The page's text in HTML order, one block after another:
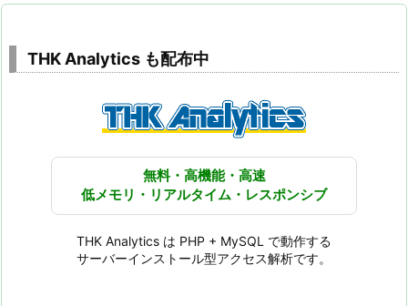
THK Analytics も配布中
無料・高機能・高速
低メモリ・リアルタイム・レスポンシブ
THK Analytics は PHP + MySQL で動作する
サーバーインストール型アクセス解析です。